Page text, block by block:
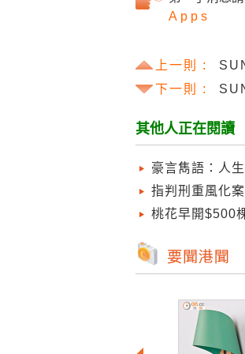
Apps
上一則 :
下一則 :
其他人正在閱讀
豪言雋語：人
指判刑重風化
桃花早開$500